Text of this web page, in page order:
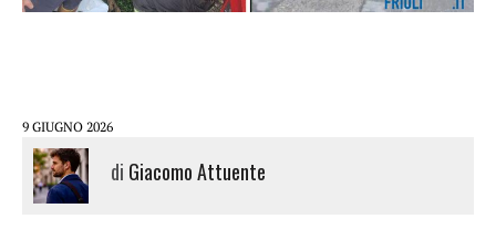
9 GIUGNO 2026
di Giacomo Attuente